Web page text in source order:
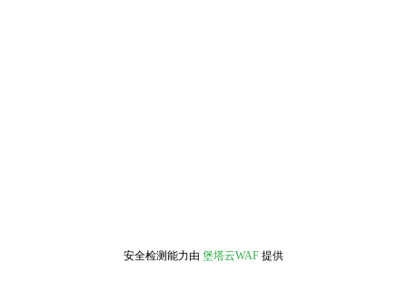
安全检测能力由 堡塔云WAF 提供